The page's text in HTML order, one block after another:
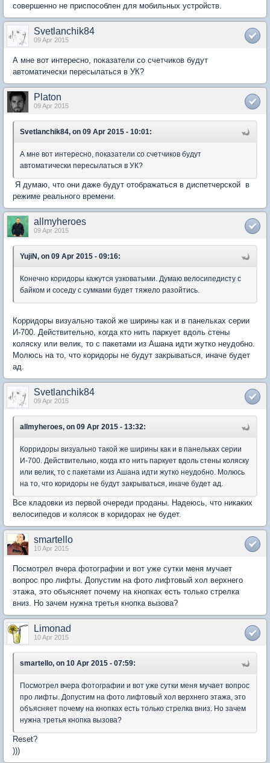
совершенно не приспособлен для мобильных устройств.
Svetlanchik84
09 Apr 2015
А мне вот интересно, показатели со счетчиков будут
автоматически пересылаться в УК?
Platon
09 Apr 2015
Svetlanchik84, on 09 Apr 2015 - 10:01:
А мне вот интересно, показатели со счетчиков будут
автоматически пересылаться в УК?
Я думаю, что они даже будут отображаться в диспетчерской в
режиме реального времени.
allmyheroes
09 Apr 2015
YujiN, on 09 Apr 2015 - 09:16:
Конечно коридоры кажутся узковатыми. Думаю велосипедисту с
байком и соседу с сумками будет тяжело разойтись.
Корридоры визуально такой же ширины как и в панельках серии
И-700. Действительно, когда кто нить паркует вдоль стены
коляску или велик, то с пакетами из Ашана идти жутко неудобно.
Молюсь на то, что коридоры не будут закрываться, иначе будет
ад.
Svetlanchik84
09 Apr 2015
allmyheroes, on 09 Apr 2015 - 13:32:
Корридоры визуально такой же ширины как и в панельках серии
И-700. Действительно, когда кто нить паркует вдоль стены коляску
или велик, то с пакетами из Ашана идти жутко неудобно. Молюсь
на то, что коридоры не будут закрываться, иначе будет ад.
Все кладовки из первой очереди проданы. Надеюсь, что никаких
велосипедов и колясок в коридорах не будет.
smartello
10 Apr 2015
Посмотрел вчера фотографии и вот уже сутки меня мучает
вопрос про лифты. Допустим на фото лифтовый хол верхнего
этажа, это объясняет почему на кнопках есть только стрелка
вниз. Но зачем нужна третья кнопка вызова?
Limonad
10 Apr 2015
smartello, on 10 Apr 2015 - 07:59:
Посмотрел вчера фотографии и вот уже сутки меня мучает вопрос
про лифты. Допустим на фото лифтовый хол верхнего этажа, это
объясняет почему на кнопках есть только стрелка вниз. Но зачем
нужна третья кнопка вызова?
Reset?
)))